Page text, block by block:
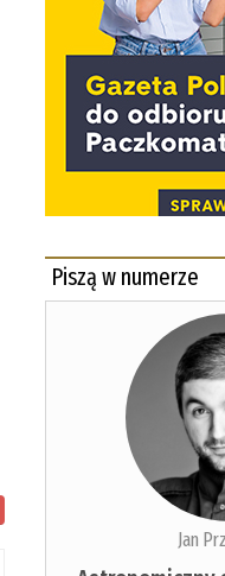
Piszą w numerze
Jan